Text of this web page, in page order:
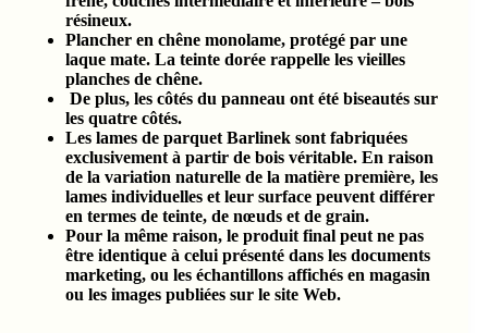
résineux.
Plancher en chêne monolame, protégé par une
laque mate. La teinte dorée rappelle les vieilles
planches de chêne.
De plus, les côtés du panneau ont été biseautés sur
les quatre côtés.
Les lames de parquet Barlinek sont fabriquées
exclusivement à partir de bois véritable. En raison
de la variation naturelle de la matière première, les
lames individuelles et leur surface peuvent différer
en termes de teinte, de nœuds et de grain.
Pour la même raison, le produit final peut ne pas
être identique à celui présenté dans les documents
marketing, ou les échantillons affichés en magasin
ou les images publiées sur le site Web.